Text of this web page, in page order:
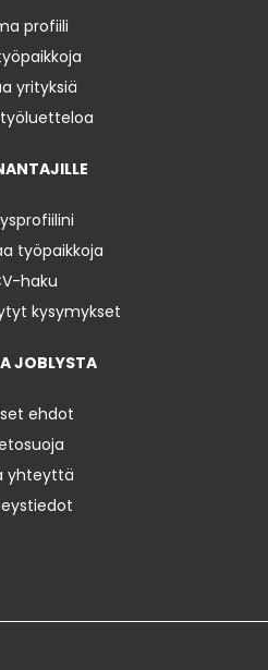
profiili
yrityksiä
työpaikkoja
haku
kysymykset
JOBLYSTA
ehdot
yhteyttä